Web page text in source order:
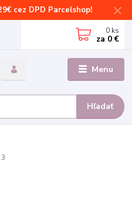
cez DPD Parcelshop!
Menu
Hľadať
0 ks
za 0 €